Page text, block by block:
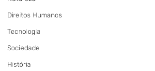
Direitos Humanos
Tecnologia
Sociedade
História